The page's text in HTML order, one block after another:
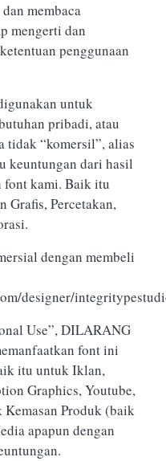
membaca
mengerti dan
penggunaan
untuk
pribadi, atau
tidak “komersil”, alias
keuntungan dari hasil
font kami. Baik itu
Grafis, Percetakan,
dengan membeli
designer/
Use”, DILARANG
font ini
itu untuk Iklan,
Graphics, Youtube,
Produk (baik
apapun dengan